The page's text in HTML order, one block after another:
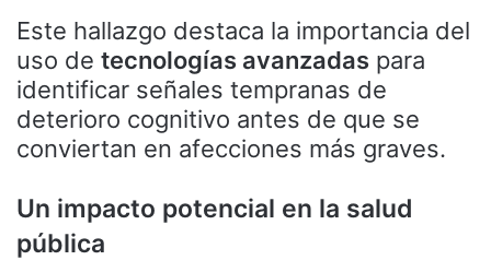
Este hallazgo destaca la importancia del
uso de tecnologías avanzadas para
identificar señales tempranas de
deterioro cognitivo antes de que se
conviertan en afecciones más graves.
Un impacto potencial en la salud
pública